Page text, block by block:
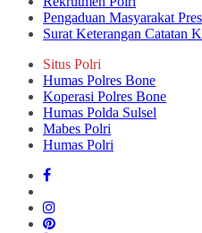
Pengaduan Masyarakat
Surat Keterangan Catatan
Situs Polri
Humas Polres Bone
Koperasi Polres Bone
Humas Polda Sulsel
Mabes Polri
Humas Polri